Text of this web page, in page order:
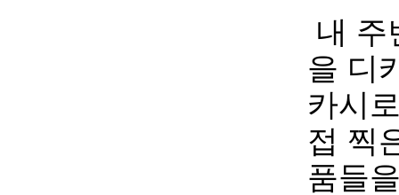
내 주
을 디
카시
접 찍
품들